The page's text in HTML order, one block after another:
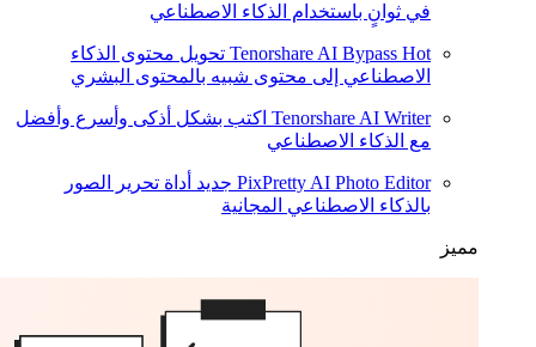
في ثوانٍ باستخدام الذكاء الاصطناعي
Tenorshare AI Bypass Hot
تحويل محتوى الذكاء
الاصطناعي إلى محتوى شبيه بالمحتوى البشري
Tenorshare AI Writer اكتب بشكل أذكى وأسرع وأفضل
مع الذكاء الاصطناعي
PixPretty AI Photo Editor جديد أداة تحرير الصور
بالذكاء الاصطناعي المجانية
مميز